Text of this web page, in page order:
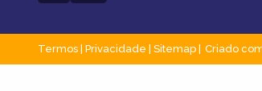
Termos Privacidade Sitemap Criado